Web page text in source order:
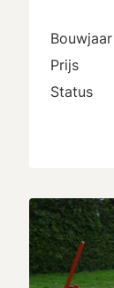
Bouwjaar
Prijs
Status